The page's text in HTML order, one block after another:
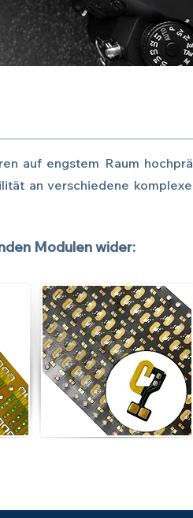
auf engstem Raum
an verschiedene
Modulen wider: